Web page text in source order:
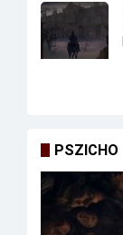
PSZICHO